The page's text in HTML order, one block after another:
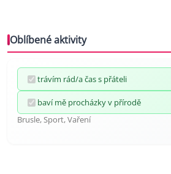
Oblíbené aktivity
trávím rád/a čas s přáteli
baví mě procházky v přírodě
Brusle, Sport, Vaření